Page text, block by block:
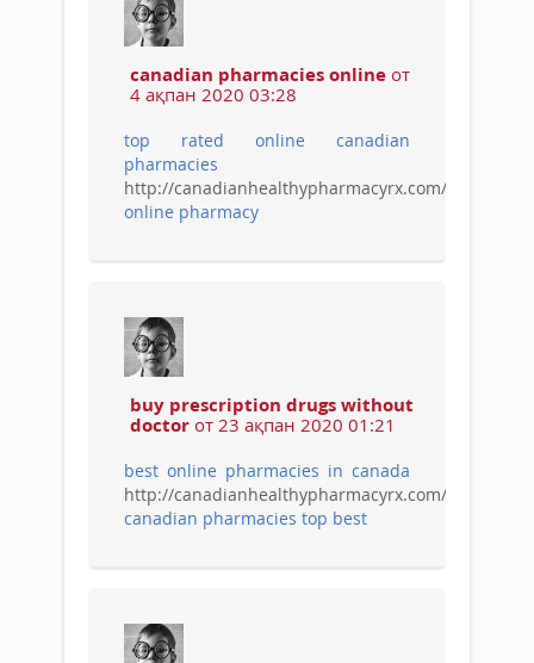
canadian pharmacies online от
4 ақпан 2020 03:28
top rated online canadian
pharmacies
http://canadianhealthypharmacyrx.com/
online pharmacy
buy prescription drugs without
doctor от 23 ақпан 2020 01:21
best online pharmacies in canada
http://canadianhealthypharmacyrx.com/
canadian pharmacies top best